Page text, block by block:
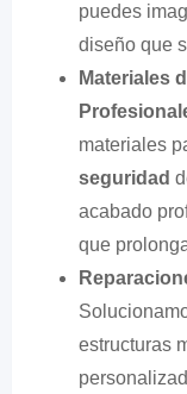
puedes
diseño que
Materiales
materiales
seguridad
acabado
que
estructuras